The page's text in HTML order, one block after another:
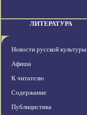
ЛИТЕРАТУРА
Новости русской культуры
Афиша
К читателю
Содержание
Публицистика